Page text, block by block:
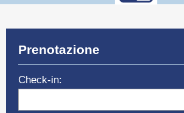
Prenotazione
Check-in: